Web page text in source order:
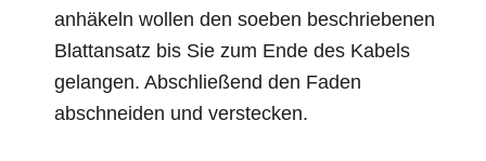
anhäkeln wollen den soeben beschriebenen
Blattansatz bis Sie zum Ende des Kabels
gelangen. Abschließend den Faden
abschneiden und verstecken.